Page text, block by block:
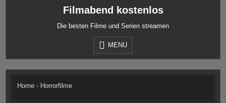
Filmabend kostenlos
Die besten Filme und Serien streamen
MENU
Home - Horrorfilme